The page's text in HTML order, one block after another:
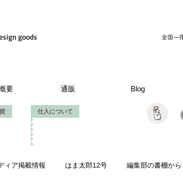
goods 全国一
要 通販 Blog
仕入について
ィア掲載情報 はま太郎12号 編集部の書棚から